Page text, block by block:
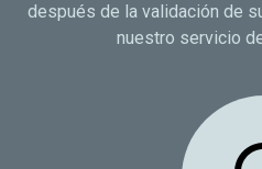
después de la validación de
nuestro servicio